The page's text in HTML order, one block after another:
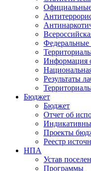
Федеральные
Информация
Результаты
Бюджет
Бюджет
Отчет об
Проекты
Реестр
НПА
Устав
Программы